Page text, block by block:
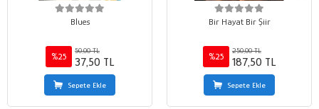
Blues
%25
50,00 TL
37,50 TL
Sepete Ekle
Bir Hayat Bir Şiir
%25
250,00 TL
187,50 TL
Sepete Ekle